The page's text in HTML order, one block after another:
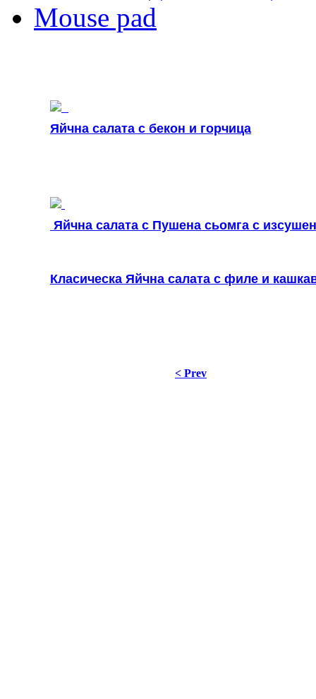
Mouse pad
Яйчна салата с бекон и горчица
Яйчна салата с Пушена сьомга с
Класическа Яйчна салата с филе и
< Prev